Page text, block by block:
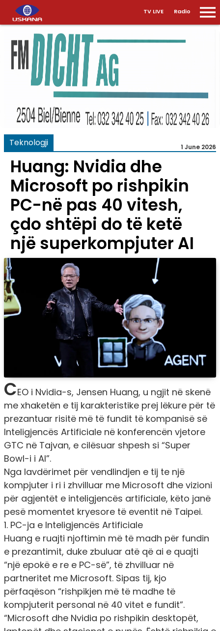
TV LIVE Radio
Teknologji 1 June 2026
Huang: Nvidia dhe
Microsoft po rishpikin
PC-në pas 40 vitesh,
çdo shtëpi do të ketë
një superkompjuter AI
CEO i Nvidia-s, Jensen Huang, u ngjit në skenë
me xhaketën e tij karakteristike prej lëkure për të
prezantuar risitë më të fundit të kompanisë së
Inteligjencës Artificiale në konferencën vjetore
GTC në Tajvan, e cilësuar shpesh si “Super
Bowl-i i AI”.
Nga lavdërimet për vendlindjen e tij te një
kompjuter i ri i zhvilluar me Microsoft dhe vizioni
për agjentët e inteligjencës artificiale, këto janë
pesë momentet kryesore të eventit në Taipei.
1. PC-ja e Inteligjencës Artificiale
Huang e ruajti njoftimin më të madh për fundin
e prezantimit, duke zbuluar atë që ai e quajti
“një epokë e re e PC-së”, të zhvilluar në
partneritet me Microsoft. Sipas tij, kjo
përfaqëson “rishpikjen më të madhe të
kompjuterit personal në 40 vitet e fundit”.
“Microsoft dhe Nvidia po rishpikin desktopët,